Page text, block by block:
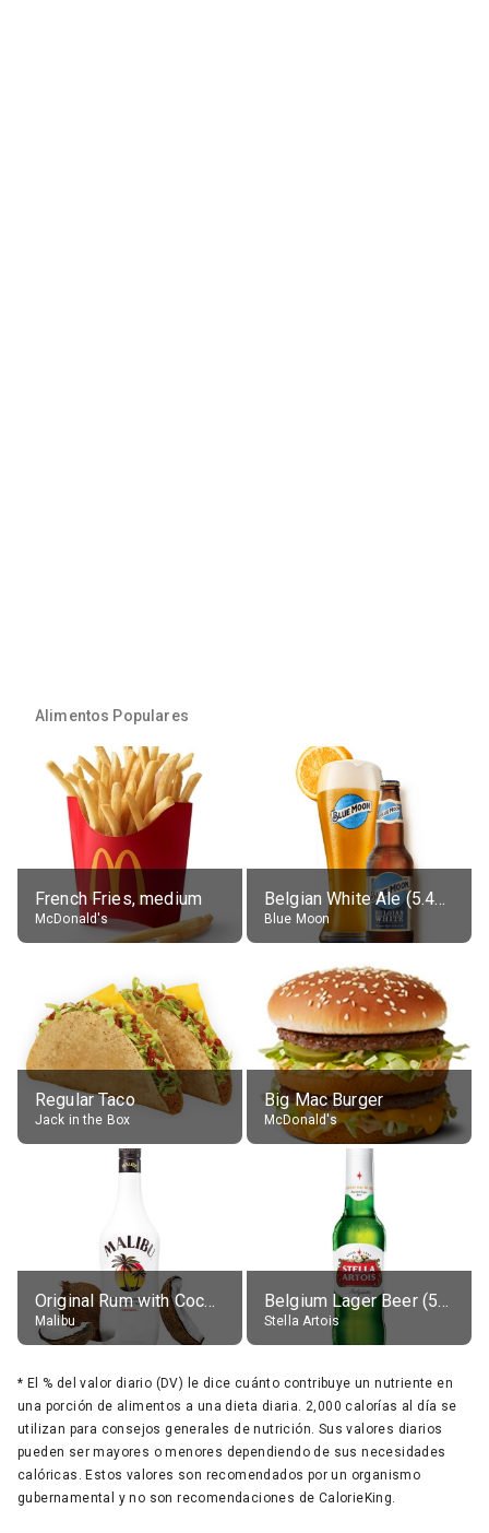
Alimentos Populares
French Fries, medium
McDonald's
Belgian White Ale (5.4% alc.)
Blue Moon
Regular Taco
Jack in the Box
Big Mac Burger
McDonald's
Original Rum with Coconut Flavour (21% alc.)
Malibu
Belgium Lager Beer (5% alc.)
Stella Artois
* El % del valor diario (DV) le dice cuánto contribuye un nutriente en
una porción de alimentos a una dieta diaria. 2,000 calorías al día se
utilizan para consejos generales de nutrición. Sus valores diarios
pueden ser mayores o menores dependiendo de sus necesidades
calóricas. Estos valores son recomendados por un organismo
gubernamental y no son recomendaciones de CalorieKing.